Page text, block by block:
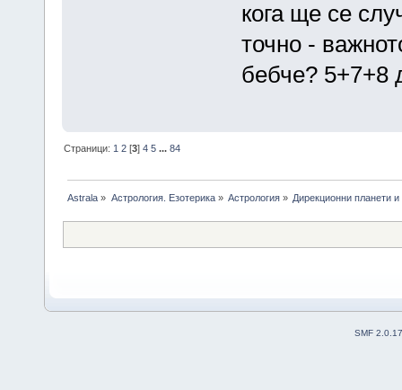
кога ще се
точно -
бебче?
Страници:1 2 [3]4 5 ...84
Astrala » Астрология. Езотерика» Астрология» Дирекционни планети и
SMF 2.0.17